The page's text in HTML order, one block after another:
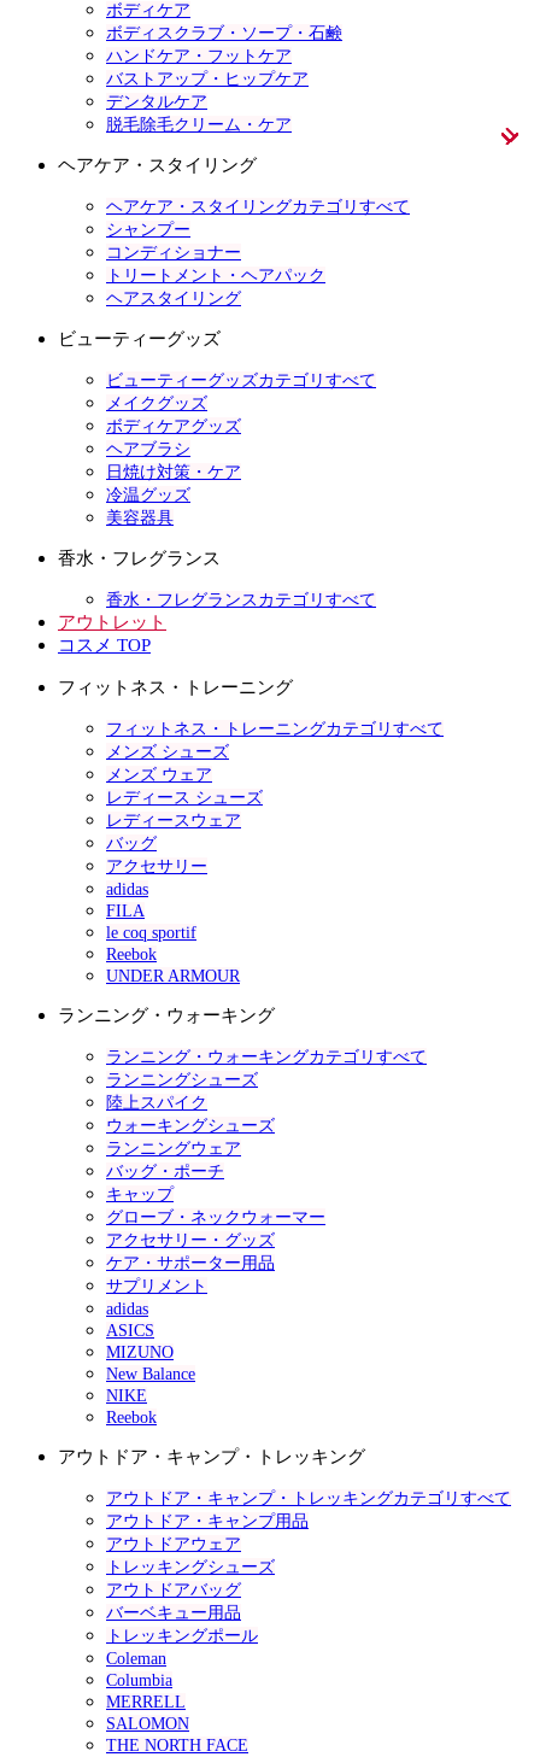
ボディケア
ボディスクラブ・ソープ・石鹸
ハンドケア・フットケア
バストアップ・ヒップケア
デンタルケア
脱毛除毛クリーム・ケア
ヘアケア・スタイリング
ヘアケア・スタイリングカテゴリすべて
シャンプー
コンディショナー
トリートメント・ヘアパック
ヘアスタイリング
ビューティーグッズ
ビューティーグッズカテゴリすべて
メイクグッズ
ボディケアグッズ
ヘアブラシ
日焼け対策・ケア
冷温グッズ
美容器具
香水・フレグランス
香水・フレグランスカテゴリすべて
アウトレット
コスメ TOP
フィットネス・トレーニング
フィットネス・トレーニングカテゴリすべて
メンズ シューズ
メンズ ウェア
レディース シューズ
レディースウェア
バッグ
アクセサリー
adidas
FILA
le coq sportif
Reebok
UNDER ARMOUR
ランニング・ウォーキング
ランニング・ウォーキングカテゴリすべて
ランニングシューズ
陸上スパイク
ウォーキングシューズ
ランニングウェア
バッグ・ポーチ
キャップ
グローブ・ネックウォーマー
アクセサリー・グッズ
ケア・サポーター用品
サプリメント
adidas
ASICS
MIZUNO
New Balance
NIKE
Reebok
アウトドア・キャンプ・トレッキング
アウトドア・キャンプ・トレッキングカテゴリすべて
アウトドア・キャンプ用品
アウトドアウェア
トレッキングシューズ
アウトドアバッグ
バーベキュー用品
トレッキングポール
Coleman
Columbia
MERRELL
SALOMON
THE NORTH FACE